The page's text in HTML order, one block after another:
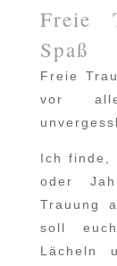
Freie
Spaß
Freie
vor
Ich finde,
oder
Trauung
soll
Lächeln